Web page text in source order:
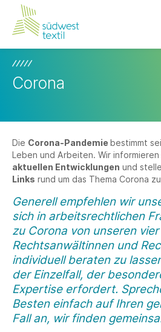
Corona
Die Corona-Pandemie bestimmt
Leben und Arbeiten. Wir
aktuellen Entwicklungen und
Links rund um das Thema Corona
Generell empfehlen wir
sich in arbeitsrechtlichen
zu Corona von unseren vier
Rechtsanwältinnen und
individuell beraten zu
der Einzelfall, der
Expertise erfordert.
Besten einfach auf Ihren
Fall an, wir finden